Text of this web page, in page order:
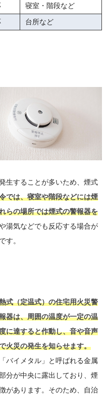
寝室・階段など
台所など
生することが多いため、煙式
では、寝室や階段などには煙
らの場所では煙式の警報器を
湯気などでも反応する場合が
す。
式（定温式）の住宅用火災警
器は、周囲の温度が一定の温
に達すると作動し、音や音声
火災の発生を知らせます。
「バイメタル」と呼ばれる金属
分が中央に露出しており、煙
があります。そのため、自治